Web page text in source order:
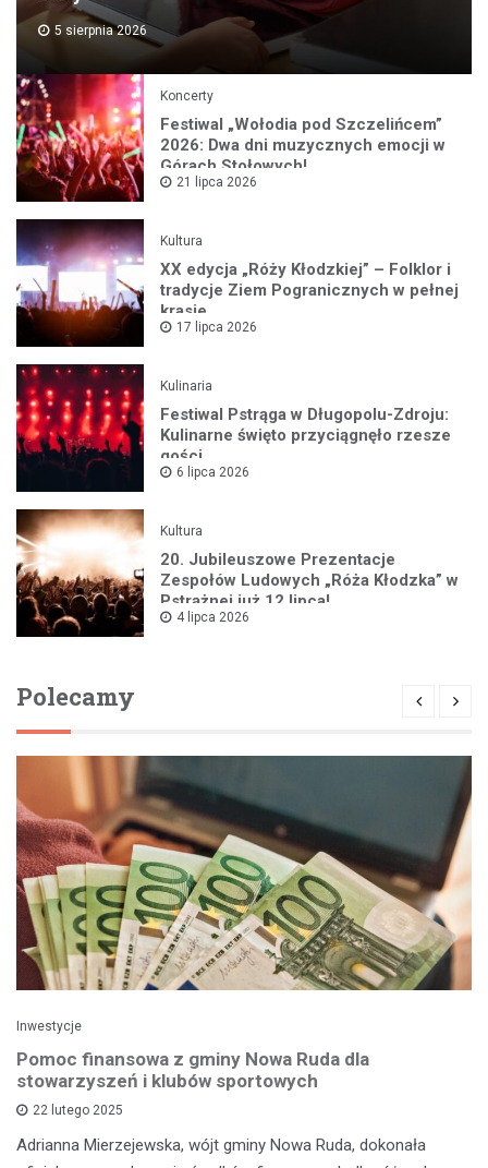
5 sierpnia 2026
Koncerty
Festiwal „Wołodia pod Szczelińcem”
2026: Dwa dni muzycznych emocji w
Górach Stołowych!
21 lipca 2026
Kultura
XX edycja „Róży Kłodzkiej” – Folklor i
tradycje Ziem Pogranicznych w pełnej
krasie
17 lipca 2026
Kulinaria
Festiwal Pstrąga w Długopolu-Zdroju:
Kulinarne święto przyciągnęło rzesze
gości
6 lipca 2026
Kultura
20. Jubileuszowe Prezentacje
Zespołów Ludowych „Róża Kłodzka” w
Pstrążnej już 12 lipca!
4 lipca 2026
Polecamy
Inwestycje
Pomoc finansowa z gminy Nowa Ruda dla
stowarzyszeń i klubów sportowych
22 lutego 2025
Adrianna Mierzejewska, wójt gminy Nowa Ruda, dokonała